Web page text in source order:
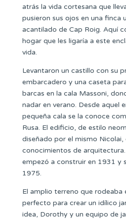
atrás la vida cortesana que
pusieron sus ojos en una finca
acantilado de Cap Roig. Aquí
hogar que les ligaría a este
vida.
Levantaron un castillo con su
embarcadero y una caseta
barcas en la cala Massoni,
nadar en verano. Desde aquel
pequeña cala se la conoce
Rusa. El edificio, de estilo
diseñado por el mismo Nicolai,
conocimientos de
empezó a construir en 1931 y
1975.
El amplio terreno que rodeaba
perfecto para crear un idílico
idea, Dorothy y un equipo de